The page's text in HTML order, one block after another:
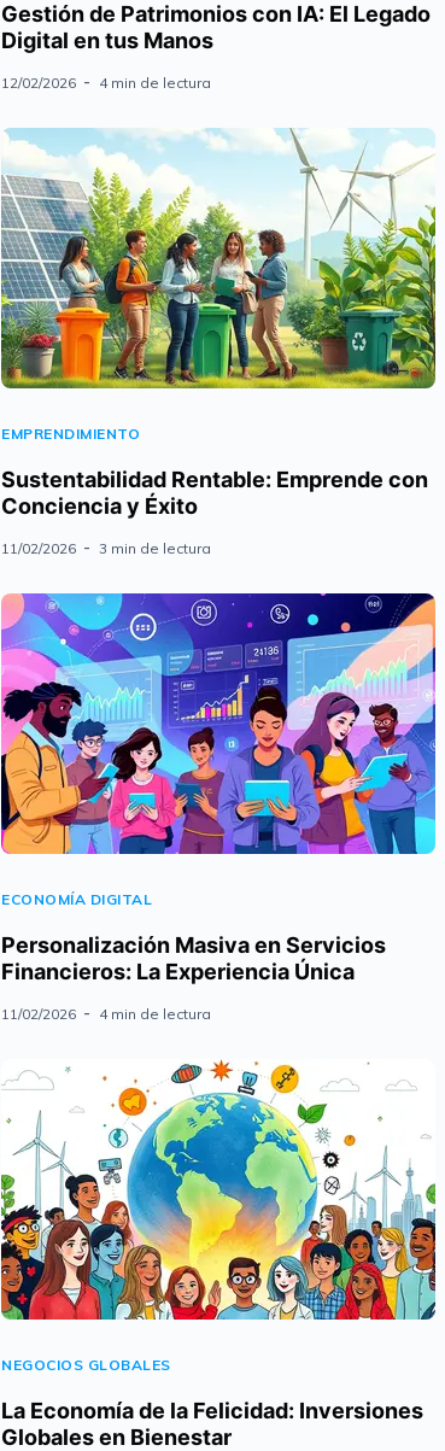
Gestión de Patrimonios con IA: El Legado
Digital en tus Manos
12/02/2026 4 min de lectura
EMPRENDIMIENTO
Sustentabilidad Rentable: Emprende con
Conciencia y Éxito
11/02/2026 3 min de lectura
ECONOMÍA DIGITAL
Personalización Masiva en Servicios
Financieros: La Experiencia Única
11/02/2026 4 min de lectura
NEGOCIOS GLOBALES
La Economía de la Felicidad: Inversiones
Globales en Bienestar